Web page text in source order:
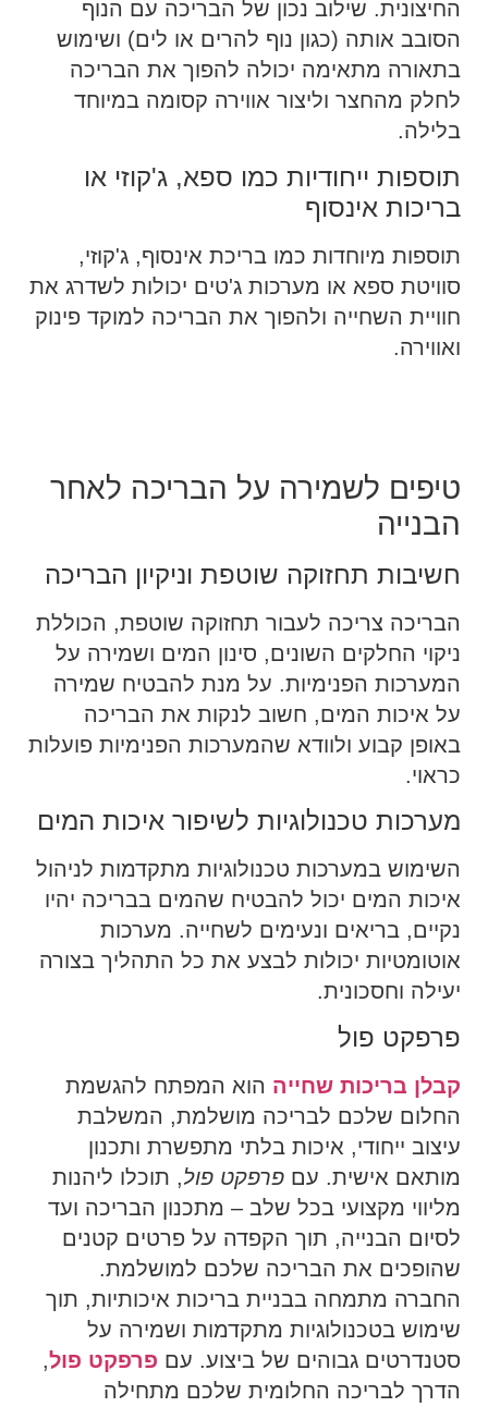
החיצונית. שילוב נכון של הבריכה עם הנוף
הסובב אותה (כגון נוף להרים או לים) ושימוש
בתאורה מתאימה יכולה להפוך את הבריכה
לחלק מהחצר וליצור אווירה קסומה במיוחד
בלילה.
תוספות ייחודיות כמו ספא, ג'קוזי או
בריכות אינסוף
תוספות מיוחדות כמו בריכת אינסוף, ג'קוזי,
סוויטת ספא או מערכות ג'טים יכולות לשדרג את
חוויית השחייה ולהפוך את הבריכה למוקד פינוק
ואווירה.
טיפים לשמירה על הבריכה לאחר
הבנייה
חשיבות תחזוקה שוטפת וניקיון הבריכה
הבריכה צריכה לעבור תחזוקה שוטפת, הכוללת
ניקוי החלקים השונים, סינון המים ושמירה על
המערכות הפנימיות. על מנת להבטיח שמירה
על איכות המים, חשוב לנקות את הבריכה
באופן קבוע ולוודא שהמערכות הפנימיות פועלות
כראוי.
מערכות טכנולוגיות לשיפור איכות המים
השימוש במערכות טכנולוגיות מתקדמות לניהול
איכות המים יכול להבטיח שהמים בבריכה יהיו
נקיים, בריאים ונעימים לשחייה. מערכות
אוטומטיות יכולות לבצע את כל התהליך בצורה
יעילה וחסכונית.
פרפקט פול
קבלן בריכות שחייה הוא המפתח להגשמת
החלום שלכם לבריכה מושלמת, המשלבת
עיצוב ייחודי, איכות בלתי מתפשרת ותכנון
מותאם אישית. עם פרפקט פול, תוכלו ליהנות
מליווי מקצועי בכל שלב – מתכנון הבריכה ועד
לסיום הבנייה, תוך הקפדה על פרטים קטנים
שהופכים את הבריכה שלכם למושלמת.
החברה מתמחה בבניית בריכות איכותיות, תוך
שימוש בטכנולוגיות מתקדמות ושמירה על
סטנדרטים גבוהים של ביצוע. עם פרפקט פול,
הדרך לבריכה החלומית שלכם מתחילה